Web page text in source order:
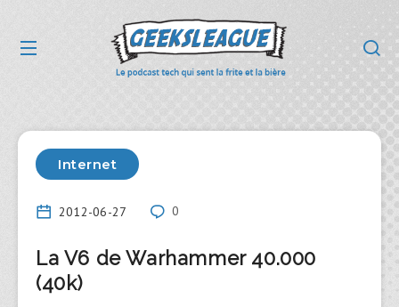
Internet
2012-06-27 0
La V6 de Warhammer 40.000
(40k)